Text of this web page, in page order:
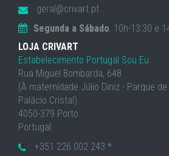
geral@crivart.pt
Segunda a Sábado: 10h-13:30 e
LOJA CRIVART
Estabelecimento Portugal Sou Eu
Rua Miguel Bombarda, 648
(À maternidade Júlio Diniz - Parque
Palácio Cristal)
4050-379 Porto
Portugal
+351 226 002 243 *